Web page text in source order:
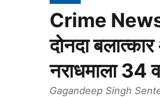
Crime
दोनदा
नराधमाला 34
Gagandeep Singh